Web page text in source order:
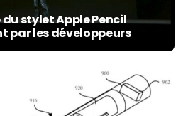
stylet Apple Pencil
par les développeurs